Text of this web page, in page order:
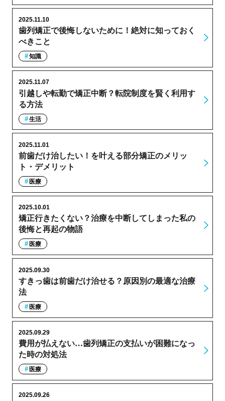
歯列矯正で後悔しないために！絶対に知っておく
べきこと
2025.11.10
知識
引越しや転勤で矯正中断？転院制度を賢く利用す
る方法
2025.11.07
生活
前歯だけ治したい！を叶える部分矯正のメリッ
ト・デメリット
2025.11.01
医療
矯正行きたくない？治療を中断してしまった私の
後悔と再起の物語
2025.10.01
医療
すきっ歯は前歯だけ治せる？原因別の最適な治療
法
2025.09.30
医療
費用が払えない…歯列矯正の支払いが困難になっ
た時の対処法
2025.09.29
医療
2025.09.26